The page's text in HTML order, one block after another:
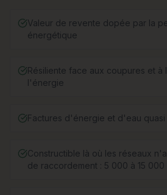
Valeur de revente dopée par la
énergétique
Résiliente face aux coupures et à
l'énergie
Factures d'énergie et d'eau quasi
Constructible là où les réseaux
de raccordement : 5 000 à 15 000